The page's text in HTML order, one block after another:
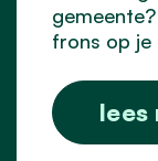
frons op je
lees